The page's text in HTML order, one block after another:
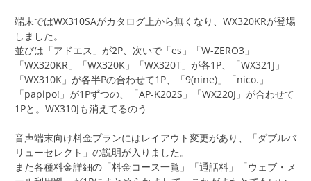
端末ではWX310SAがカタログ上から無くなり、WX320KRが登場
しました。
並びは「アドエス」が2P、次いで「es」「W-ZERO3」
「WX320KR」「WX320K」「WX320T」が各1P、「WX321J」
「WX310K」が各半Pの合わせて1P、「9(nine)」「nico.」
「papipo!」が1Pずつの、「AP-K202S」「WX220J」が合わせて
1Pと。WX310Jも消えてるのう
音声端末向け料金プランにはレイアウト変更があり、「ダブルバ
リューセレクト」の説明が入りました。
また各種料金詳細の「料金コース一覧」「通話料」「ウェブ・メ